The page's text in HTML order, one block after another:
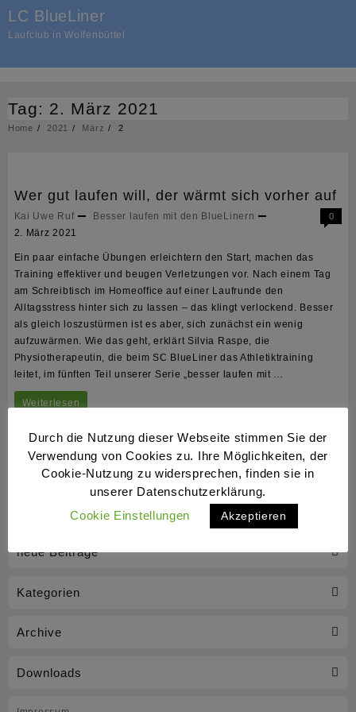
content
LC BlueLiner
Laufclub in Wolfenbüttel
neue Beiträge
Kategorien
Archive
Downloads
Tag: 2. März 2021
Home 2021 März 2
Wer gut laufen will, der wärmt sich vorher auf
Kai Uwe Ruf
Besser laufen mit den BlueLinern
2. März 2021
0
Ein paar einfache Übungen erleichtern den Start, machen das
Training effektiver und beugen Verletzungen vor. Nach einem Tag
am Schreibtisch im Homeoffice auf einer Laufrunde den
Alltagsstress hinter sich zu lassen – das klingt verlockend. Besser
als gleich loszustürmen ist es aber, sich zunächst ein wenig
aufzuwärmen. Wie das geht, erklärt Silvia Raspe, die
Physiotherapeutin, die beim SC BlueLiner das Athletiktraining
leitet, im fünften Teil unserer Serie „besser laufen mit …
Wer
laufen
auf
Weiterlesen
Durch die Nutzung dieser Webseite stimmen Sie der
Verwendung von Cookies zu. Ihre Möglichkeiten, der
Cookie-Nutzung zu widersprechen, finden sie in
unserer Datenschutzerklärung.
Cookie Einstellungen
Akzeptieren